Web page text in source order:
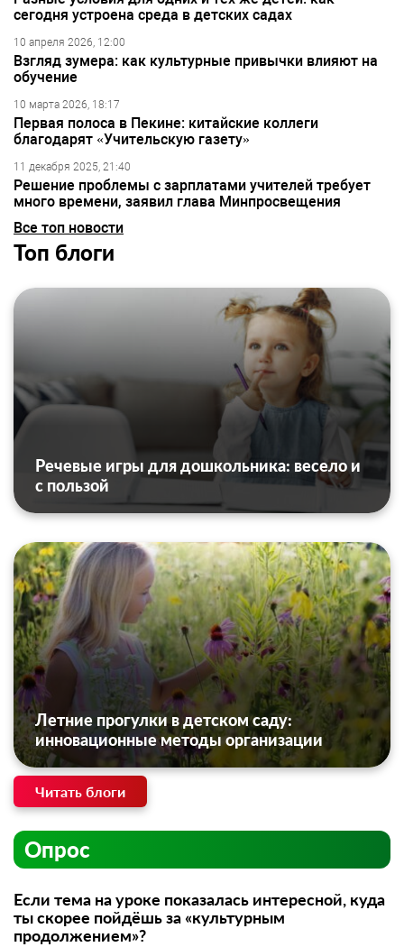
сегодня устроена среда в детских садах
10 апреля 2026, 12:00
Взгляд зумера: как культурные привычки влияют на
обучение
10 марта 2026, 18:17
Первая полоса в Пекине: китайские коллеги
благодарят «Учительскую газету»
11 декабря 2025, 21:40
Решение проблемы с зарплатами учителей требует
много времени, заявил глава Минпросвещения
Все топ новости
Топ блоги
Речевые игры для дошкольника: весело и
с пользой
Летние прогулки в детском саду:
инновационные методы организации
Читать блоги
Опрос
Если тема на уроке показалась интересной, куда
ты скорее пойдёшь за «культурным
продолжением»?